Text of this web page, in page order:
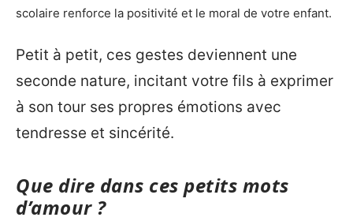
scolaire renforce la positivité et le moral de votre enfant.
Petit à petit, ces gestes deviennent une
seconde nature, incitant votre fils à exprimer
à son tour ses propres émotions avec
tendresse et sincérité.
Que dire dans ces petits mots
d’amour ?